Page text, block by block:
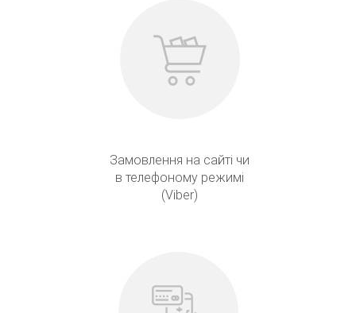
Замовлення на сайті чи
в телефоному режимі
(Viber)